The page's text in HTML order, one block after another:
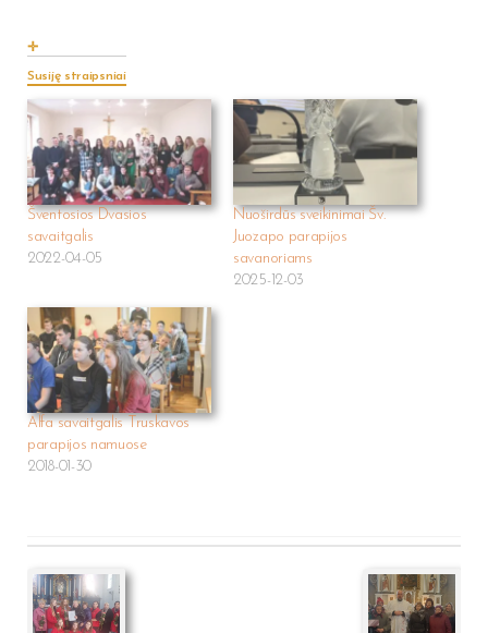
Susiję straipsniai
Šventosios Dvasios
savaitgalis
2022-04-05
Nuoširdūs sveikinimai Šv.
Juozapo parapijos
savanoriams
2025-12-03
Alfa savaitgalis Truskavos
parapijos namuose
2018-01-30
navigation